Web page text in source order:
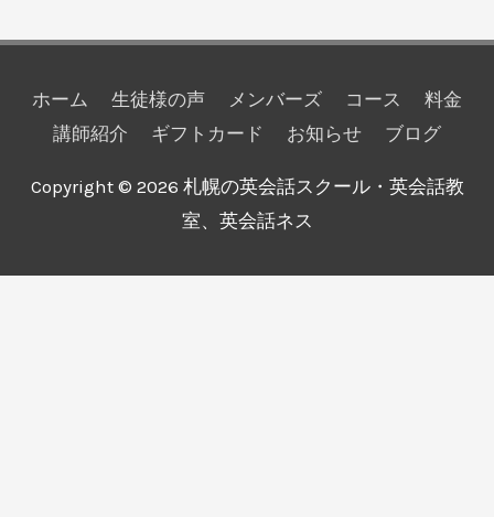
ホーム 生徒様の声 メンバーズ コース
料金
講師紹介
ギフトカード お知らせ ブログ
Copyright © 2026 札幌の英会話スクール・英会話教
室、英会話ネス